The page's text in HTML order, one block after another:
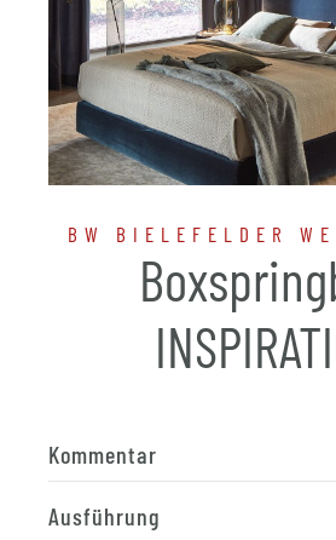
BW BIELEFELDER
Kommentar
Ausführung